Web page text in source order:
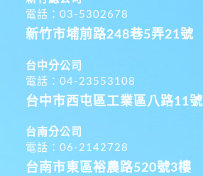
電話：03-5302678
新竹市埔前路248巷5弄21號
台中分公司
電話：04-23553108
台中市西屯區工業區八路11號
台南分公司
電話：06-2142728
台南市東區裕農路520號3樓